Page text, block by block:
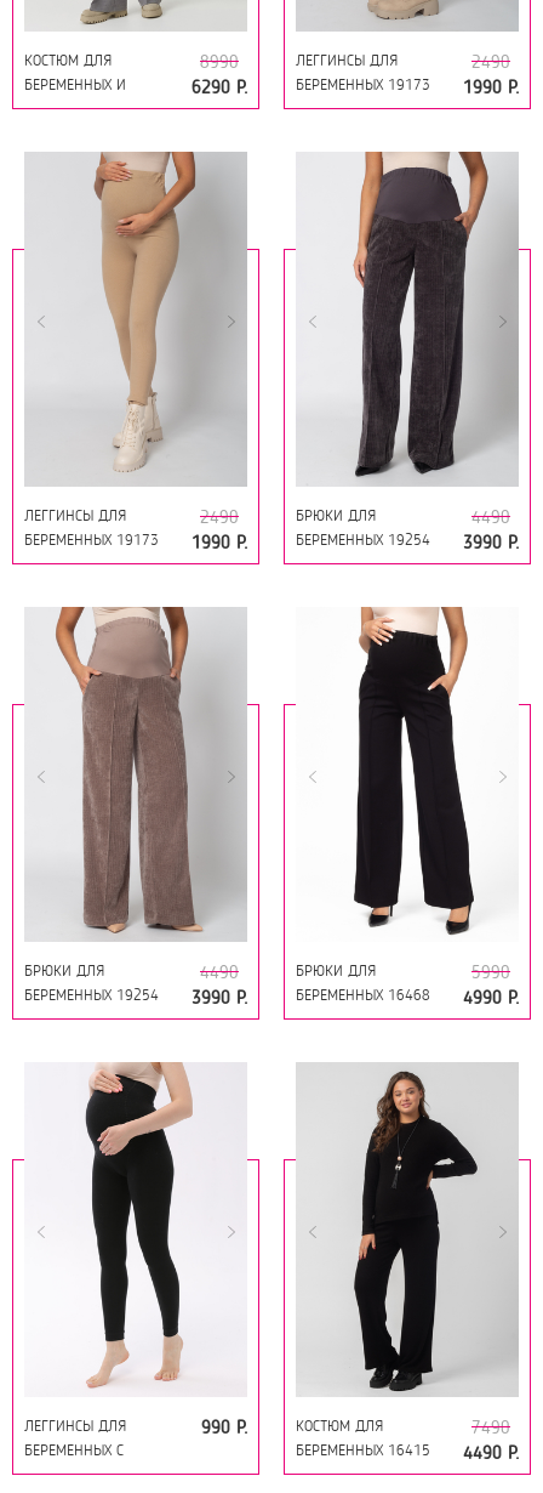
КОСТЮМ ДЛЯ
БЕРЕМЕННЫХ И
КОРМЯЩИХ 19194
8990
6290 Р.
ЛЕГГИНСЫ ДЛЯ
БЕРЕМЕННЫХ 19173
ЧЕРНЫЙ МЕЛАНЖ
2490
1990 Р.
ЛЕГГИНСЫ ДЛЯ
БЕРЕМЕННЫХ 19173
ПЕСОЧНЫЙ МЕЛАНЖ
2490
1990 Р.
БРЮКИ ДЛЯ
БЕРЕМЕННЫХ 19254
СЕРЫЙ
4490
3990 Р.
БРЮКИ ДЛЯ
БЕРЕМЕННЫХ 19254
КОРИЧНЕВЫЙ
4490
3990 Р.
БРЮКИ ДЛЯ
БЕРЕМЕННЫХ 16468
ЧЁРНАЯ НОЧЬ
5990
4990 Р.
ЛЕГГИНСЫ ДЛЯ
БЕРЕМЕННЫХ С
ТЕРМОЭФФЕКТОМ 18206
990 Р.
КОСТЮМ ДЛЯ
БЕРЕМЕННЫХ 16415
ЧЕРНЫЙ
7490
4490 Р.